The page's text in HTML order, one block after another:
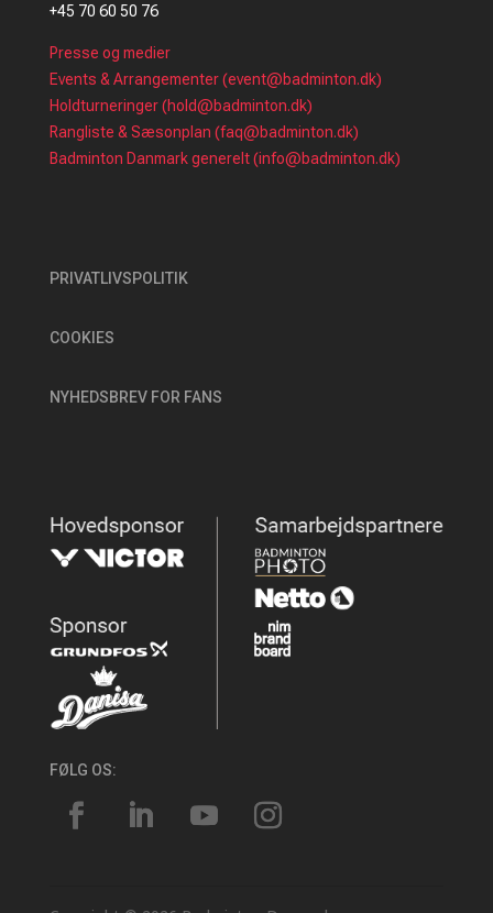
+45 70 60 50 76
Presse og medier
Events & Arrangementer (event@badminton.dk)
Holdturneringer (hold@badminton.dk)
Rangliste & Sæsonplan (faq@badminton.dk)
Badminton Danmark generelt (info@badminton.dk)
PRIVATLIVSPOLITIK
COOKIES
NYHEDSBREV FOR FANS
FØLG OS: